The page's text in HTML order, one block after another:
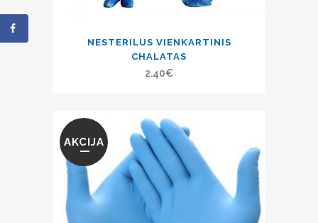
NESTERILUS VIENKARTINIS
CHALATAS
2.40€
AKCIJA